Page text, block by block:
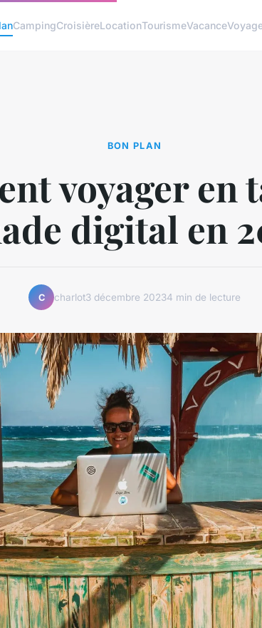
CampingCroisièreLocationTourismeVacance
BON PLAN
voyager en
digital en
C charlot3 décembre 20234 min de lecture